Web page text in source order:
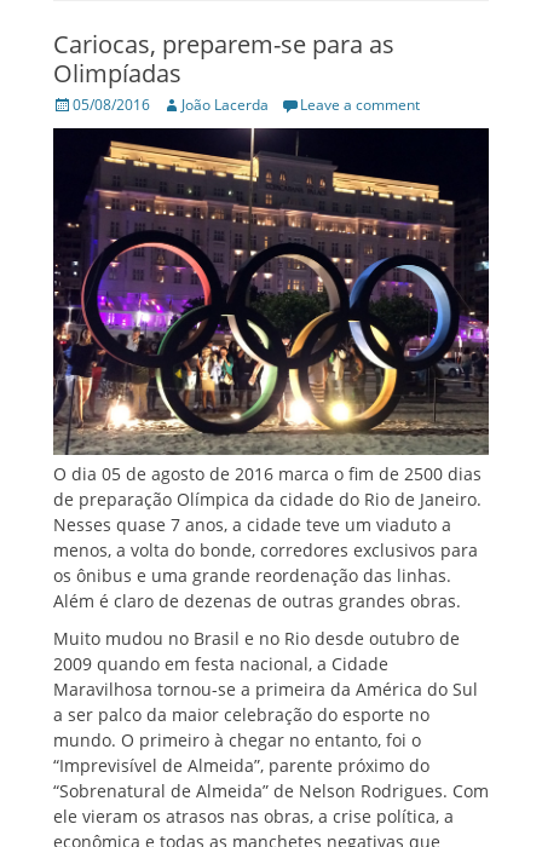
Cariocas, preparem-se para as
Olimpíadas
Posted
on
05/08/2016 Author
João Lacerda Leave a comment
O dia 05 de agosto de 2016 marca o fim de 2500 dias
de preparação Olímpica da cidade do Rio de Janeiro.
Nesses quase 7 anos, a cidade teve um viaduto a
menos, a volta do bonde, corredores exclusivos para
os ônibus e uma grande reordenação das linhas.
Além é claro de dezenas de outras grandes obras.
Muito mudou no Brasil e no Rio desde outubro de
2009 quando em festa nacional, a Cidade
Maravilhosa tornou-se a primeira da América do Sul
a ser palco da maior celebração do esporte no
mundo. O primeiro à chegar no entanto, foi o
“Imprevisível de Almeida”, parente próximo do
“Sobrenatural de Almeida” de Nelson Rodrigues. Com
ele vieram os atrasos nas obras, a crise política, a
econômica e todas as manchetes negativas que